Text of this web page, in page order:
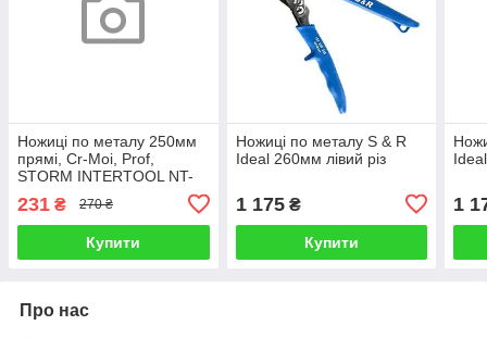
Ножиці по металу 250мм
прямі, Cr-Moі, Prof,
STORM INTERTOOL NT-
231 ₴ 270 ₴
Купити
Ножиці по металу S & R
Ideal 260мм лівий різ
1 175₴
Купити
1
Про нас